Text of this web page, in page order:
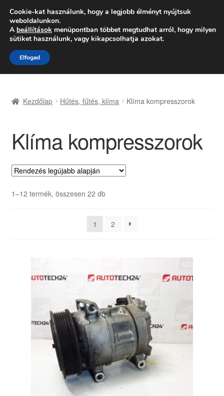
SZÁLLÍTÁS 2618 Ft-tól
Hétfő-Péntek 9:00–16:0006 80 088 054
Ugrás
a
navigációhoz
Kilépés
a
tartalomba
Adatvédelmi irányelvek
Felhasználási feltételek
Kapcsolatba lépni
Kifizetések
Saját fiókom
Szállítás világszerte
Kezdőlap Hűtés, fűtés, klíma Klíma kompresszorok
Klíma kompresszorok
1–12 termék, összesen 22 dbSorted
1
2
Cookie-kat használunk, hogy a legjobb élményt nyújtsuk
weboldalunkon.
A beállítások menüpontban többet megtudhat arról, hogy milyen
sütiket használunk, vagy kikapcsolhatja azokat.
Elfogad